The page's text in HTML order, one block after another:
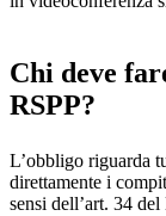
Chi deve
RSPP?
L’obbligo riguarda
direttamente i
sensi dell’art. 34